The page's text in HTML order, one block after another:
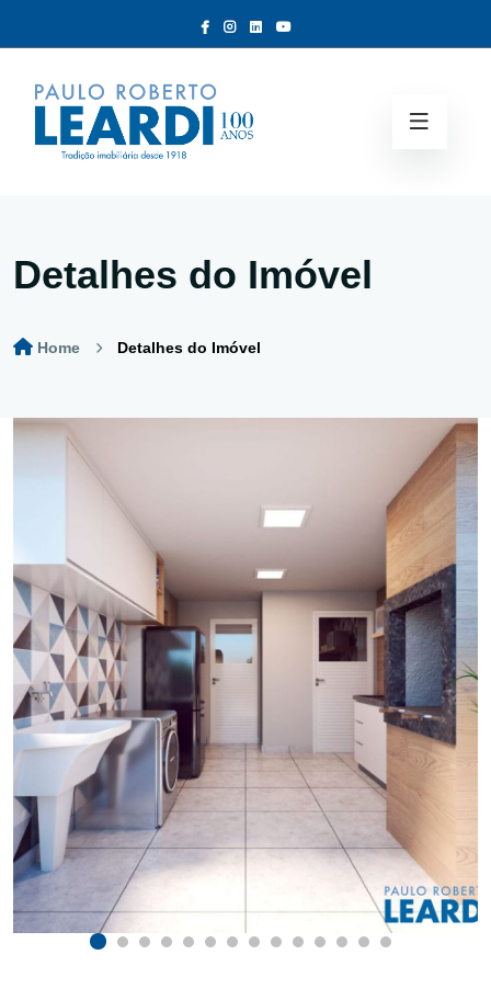
Detalhes do Imóvel
Home Detalhes do Imóvel